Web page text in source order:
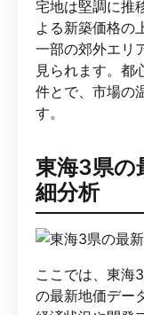
宅地は堅調に推
よる新築価格の
一部の郊外エリ
見られます。都
件とで、市場の
す。
東海3県の
細分析
ここでは、東海
の最新地価デー